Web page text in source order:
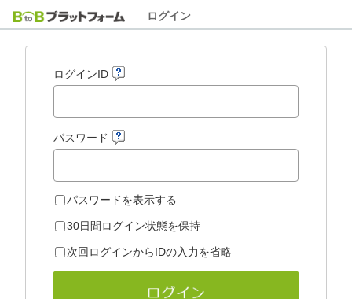
ログイン
ログインID
パスワード
パスワードを表示する
30日間ログイン状態を保持
次回ログインからIDの入力を省略